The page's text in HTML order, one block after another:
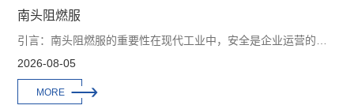
南头阻燃服
2026-08-05
MORE 